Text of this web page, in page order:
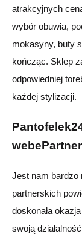
atrakcyjnych
wybór obuwia,
mokasyny, buty
kończąc. Sklep
odpowiedniej
każdej stylizacji.
Jest nam bardzo
partnerskich
doskonała
swoją